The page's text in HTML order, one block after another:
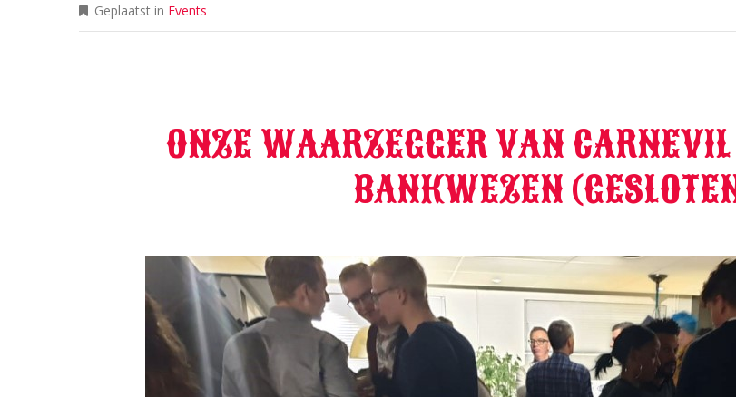
Geplaatst in Events
ONZE WAARZEGGER VAN
BANKWEZEN